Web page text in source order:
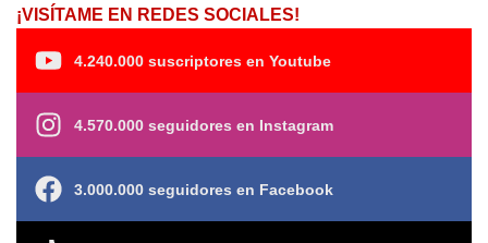
¡VISÍTAME EN REDES SOCIALES!
4.240.000 suscriptores en Youtube
4.570.000 seguidores en Instagram
3.000.000 seguidores en Facebook